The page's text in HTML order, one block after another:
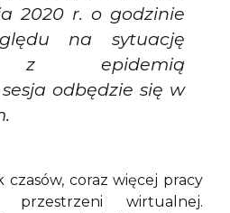
2020 r. o godzinie
na sytuację
z epidemią
odbędzie się w
coraz więcej pracy
wirtualnej.